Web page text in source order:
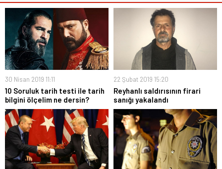
30 Nisan 2019 11:11
10 Soruluk tarih testi ile tarih
bilgini ölçelim ne dersin?
22 Şubat 2019 15:20
Reyhanlı saldırısının firari
sanığı yakalandı